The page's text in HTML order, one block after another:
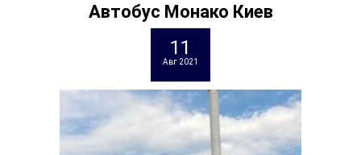
Автобус Монако Киев
11
Авг 2021